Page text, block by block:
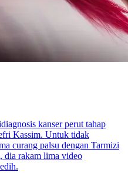
kanser perut tahap
Kassim. Untuk tidak
curang palsu dengan Tarmizi
dia rakam lima video